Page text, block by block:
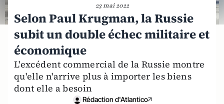
23 mai 2022
Selon Paul Krugman, la Russie
subit un double échec militaire et
économique
L'excédent commercial de la Russie montre
qu'elle n'arrive plus à importer les biens
dont elle a besoin
Rédaction d'Atlantico